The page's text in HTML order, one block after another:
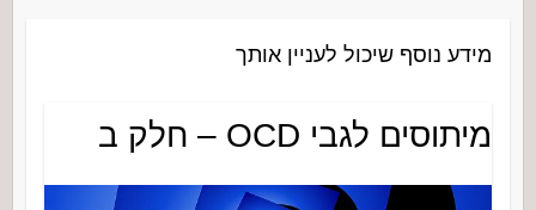
מידע נוסף שיכול לעניין אותך
מיתוסים לגבי OCD – חלק ב